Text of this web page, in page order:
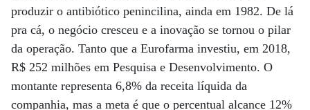
produzir o antibiótico penincilina, ainda em 1982. De lá
pra cá, o negócio cresceu e a inovação se tornou o pilar
da operação. Tanto que a Eurofarma investiu, em 2018,
R$ 252 milhões em Pesquisa e Desenvolvimento. O
montante representa 6,8% da receita líquida da
companhia, mas a meta é que o percentual alcance 12%